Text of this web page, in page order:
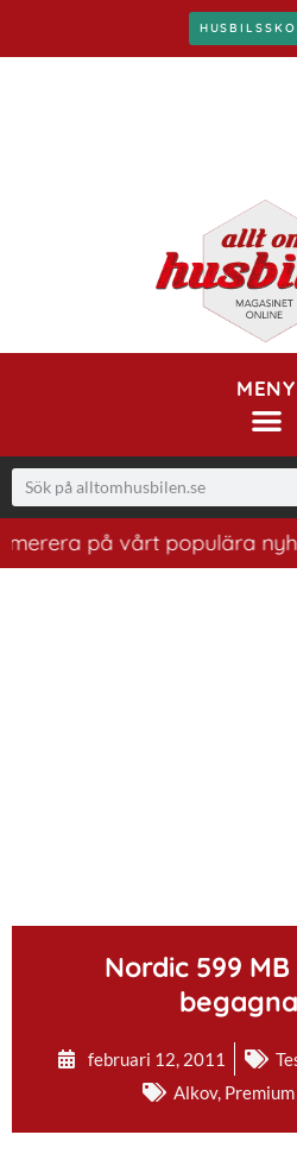
MENY
på vårt populära
Nordic 599
februari 12, 2011
Alkov, Premium